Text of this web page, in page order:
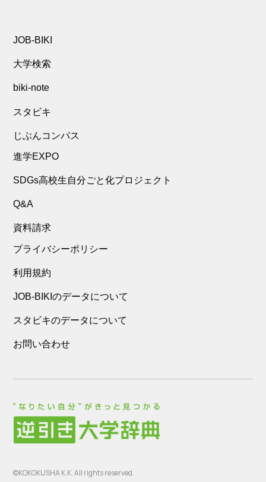
JOB-BIKI
大学検索
biki-note
スタビキ
じぶんコンパス
進学EXPO
SDGs高校生自分ごと化プロジェクト
Q&A
資料請求
プライバシーポリシー
利用規約
JOB-BIKIのデータについて
スタビキのデータについて
お問い合わせ
©KOKOKUSHA K.K. All rights reserved.